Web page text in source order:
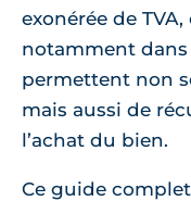
exonérée de
notamment dans
permettent non
mais aussi de
l’achat du bien.
Ce guide